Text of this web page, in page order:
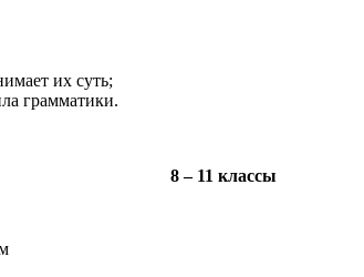
их суть;
грамматики.
8 – 11 классы